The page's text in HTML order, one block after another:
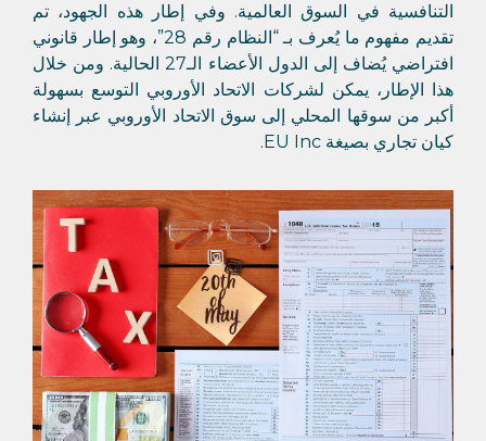
التنافسية في السوق العالمية. وفي إطار هذه الجهود، تم
تقديم مفهوم ما يُعرف بـ “النظام رقم 28”، وهو إطار قانوني
افتراضي يُضاف إلى الدول الأعضاء الـ27 الحالية. ومن خلال
هذا الإطار، يمكن لشركات الاتحاد الأوروبي التوسع بسهولة
أكبر من سوقها المحلي إلى سوق الاتحاد الأوروبي عبر إنشاء
كيان تجاري بصيغة EU Inc.